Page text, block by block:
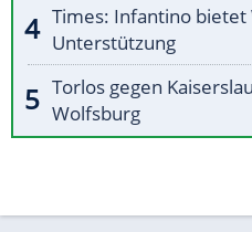
Times: Infantino bietet
Unterstützung
Torlos gegen
Wolfsburg